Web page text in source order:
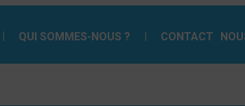
QUI SOMMES-NOUS ? CONTACT